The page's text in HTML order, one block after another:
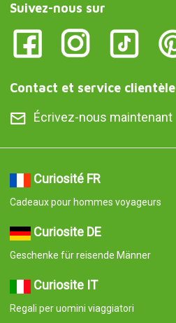
Suivez-nous sur
Contact et service clientèle
Écrivez-nous maintenant
Curiosité FR
Cadeaux pour hommes voyageurs
Curiosite DE
Geschenke für reisende Männer
Curiosite IT
Regali per uomini viaggiatori